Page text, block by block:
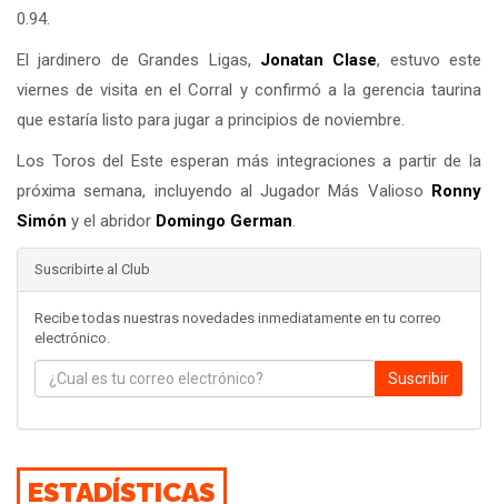
0.94.
El jardinero de Grandes Ligas, Jonatan Clase, estuvo este
viernes de visita en el Corral y confirmó a la gerencia taurina
que estaría listo para jugar a principios de noviembre.
Los Toros del Este esperan más integraciones a partir de la
próxima semana, incluyendo al Jugador Más Valioso Ronny
Simón y el abridor Domingo German
Suscribirte al Club
Recibe todas nuestras novedades inmediatamente en tu correo
electrónico.
Suscribir
ESTADÍSTICAS